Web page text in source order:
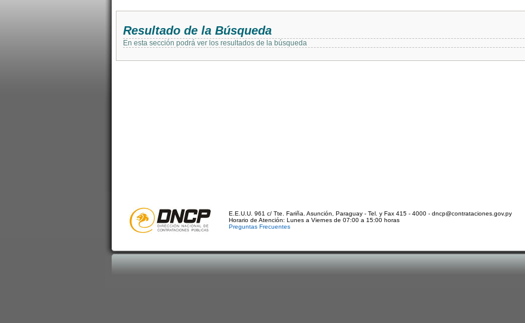
Resultado de la Búsqueda
En esta sección podrá ver los resultados de la búsqueda
E.E.U.U. 961 c/ Tte. Fariña. Asunción, Paraguay - Tel. y Fax 415 - 4000 - dncp@contrataciones.gov.py
Horario de Atención: Lunes a Viernes de 07:00 a 15:00 horas
Preguntas Frecuentes